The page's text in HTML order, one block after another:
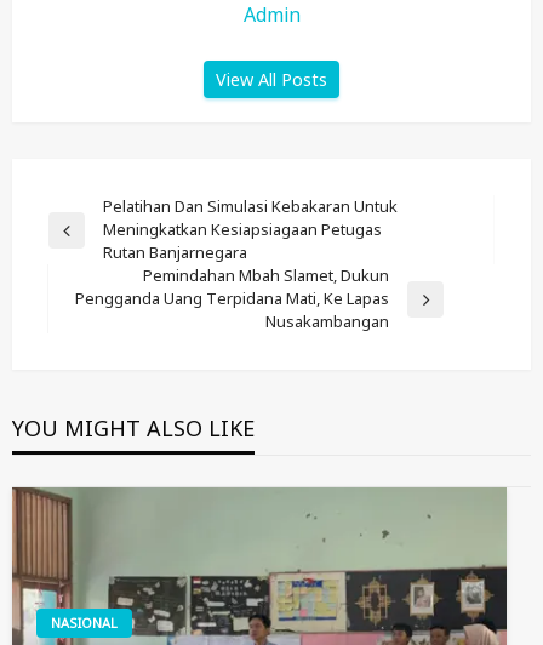
Admin
View All Posts
Navigation
Previous
Pelatihan Dan Simulasi Kebakaran Untuk
Meningkatkan Kesiapsiagaan Petugas
Rutan Banjarnegara
Next
Pemindahan Mbah Slamet, Dukun
Pengganda Uang Terpidana Mati, Ke Lapas
Nusakambangan
YOU MIGHT ALSO LIKE
NASIONAL